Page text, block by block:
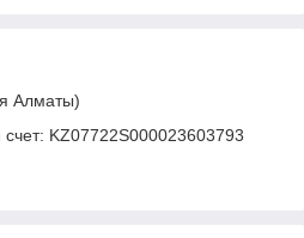
Алматы)
KZ07722S000023603793